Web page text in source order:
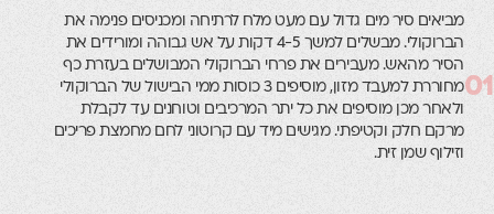
01
מביאים סיר מים גדול עם מעט מלח לרתיחה ומכניסים פנימה את
הברוקולי. מבשלים למשך 4-5 דקות על אש גבוהה ומורידים את
הסיר מהאש. מעבירים את פרחי הברוקולי המבושלים בעזרת כף
מחוררת למעבד מזון, מוסיפים 3 כוסות ממי הבישול של הברוקולי
ולאחר מכן מוסיפים את כל יתר המרכיבים וטוחנים עד לקבלת
מרקם חלק וקטיפתי. מגישים מיד עם קרוטוני לחם מחמצת פריכים
וזילוף שמן זית.